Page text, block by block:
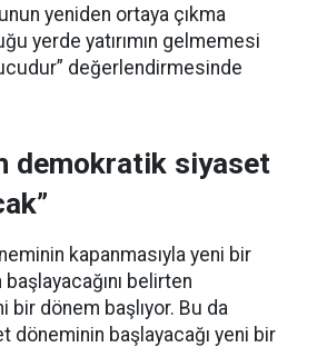
yeniden ortaya çıkma
yerde yatırımın gelmemesi
değerlendirmesinde
demokratik siyaset
kapanmasıyla yeni bir
belirten
bir dönem başlıyor. Bu da
döneminin başlayacağı yeni bir